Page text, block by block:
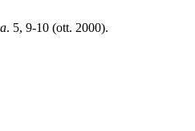
. 5, 9-10 (ott. 2000).